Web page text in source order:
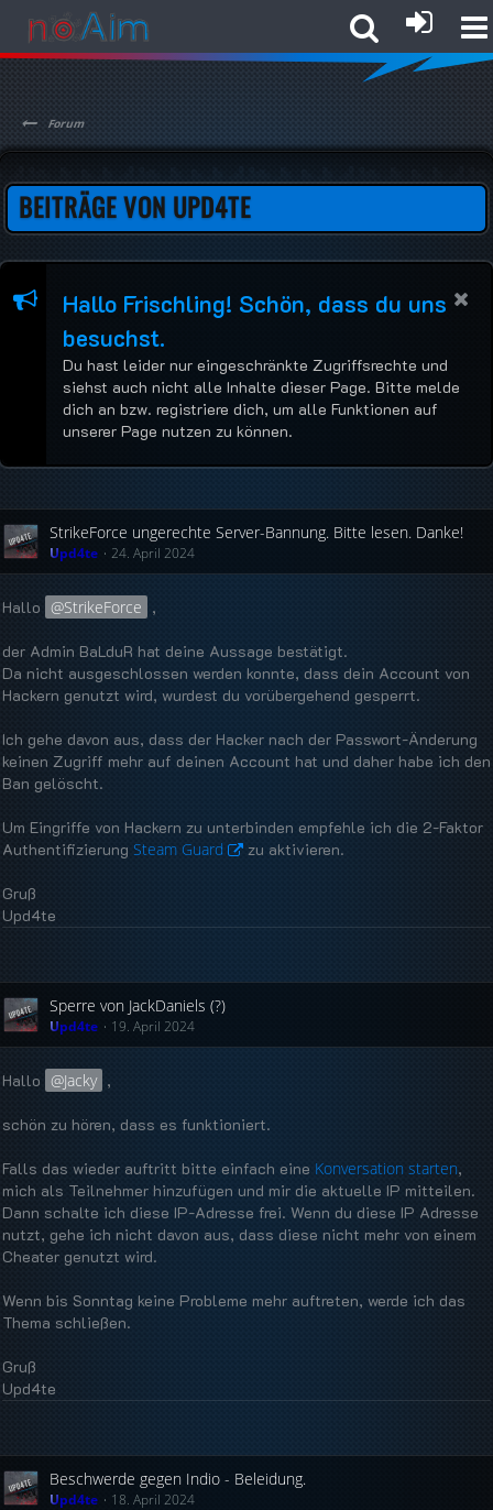
Forum
BEITRÄGE VON UPD4TE
Hallo Frischling! Schön, dass du uns
besuchst.
Du hast leider nur eingeschränkte Zugriffsrechte und
siehst auch nicht alle Inhalte dieser Page. Bitte melde
dich an bzw. registriere dich, um alle Funktionen auf
unserer Page nutzen zu können.
StrikeForce ungerechte Server-Bannung. Bitte lesen. Danke!
Upd4te 24. April 2024
Hallo StrikeForce ,
der Admin BaLduR hat deine Aussage bestätigt.
Da nicht ausgeschlossen werden konnte, dass dein Account von
Hackern genutzt wird, wurdest du vorübergehend gesperrt.
Ich gehe davon aus, dass der Hacker nach der Passwort-Änderung
keinen Zugriff mehr auf deinen Account hat und daher habe ich den
Ban gelöscht.
Um Eingriffe von Hackern zu unterbinden empfehle ich die 2-Faktor
Authentifizierung Steam Guard zu aktivieren.
Gruß
Upd4te
Sperre von JackDaniels (?)
Upd4te 19. April 2024
Hallo Jacky ,
schön zu hören, dass es funktioniert.
Falls das wieder auftritt bitte einfach eine Konversation starten,
mich als Teilnehmer hinzufügen und mir die aktuelle IP mitteilen.
Dann schalte ich diese IP-Adresse frei. Wenn du diese IP Adresse
nutzt, gehe ich nicht davon aus, dass diese nicht mehr von einem
Cheater genutzt wird.
Wenn bis Sonntag keine Probleme mehr auftreten, werde ich das
Thema schließen.
Gruß
Upd4te
Beschwerde gegen Indio - Beleidung.
Upd4te 18. April 2024